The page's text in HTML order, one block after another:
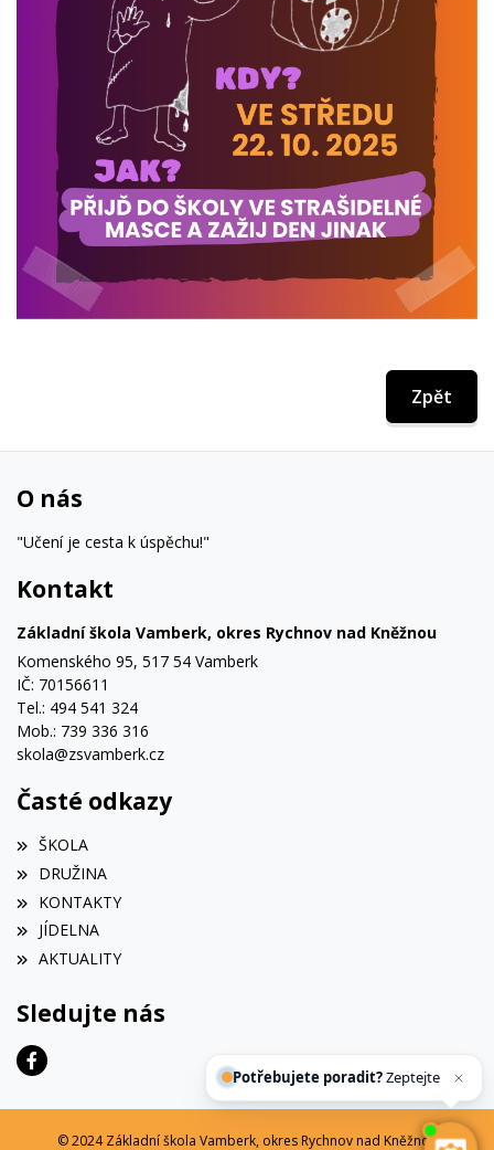
Zpět
O nás
"Učení je cesta k úspěchu!"
Kontakt
Základní škola Vamberk, okres Rychnov nad Kněžnou
Komenského 95, 517 54 Vamberk
IČ: 70156611
Tel.: 494 541 324
Mob.: 739 336 316
skola@zsvamberk.cz
Časté odkazy
ŠKOLA
DRUŽINA
KONTAKTY
JÍDELNA
AKTUALITY
Sledujte nás
© 2024 Základní škola Vamberk, okres Rychnov nad Kněžnou
Potřebujete poradit? Zeptejte se našeh